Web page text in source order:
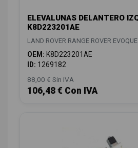
ELEVALUNAS DELANTERO
K8D223201AE
LAND ROVER RANGE ROVER EVOQUE
OEM: K8D223201AE
ID: 1269182
88,00 € Sin IVA
106,48 € Con IVA